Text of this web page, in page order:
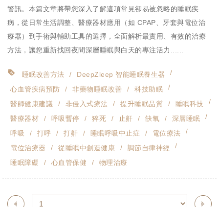
警訊。本篇文章將帶您深入了解這項常見卻易被忽略的睡眠疾
病，從日常生活調整、醫療器材應用（如 CPAP、牙套與電位治
療器）到手術與輔助工具的選擇，全面解析最實用、有效的治療
方法，讓您重新找回夜間深層睡眠與白天的專注活力......
睡眠改善方法
DeepZleep 智能睡眠養生器
心血管疾病預防
非藥物睡眠改善
科技助眠
醫師健康建議
非侵入式療法 提升睡眠品質
睡眠科技
醫療器材
呼吸暫停 猝死 止鼾 缺氧
深層睡眠
呼吸
打呼 打鼾 睡眠呼吸中止症
電位療法
電位治療器
從睡眠中創造健康
調節自律神經
睡眠障礙
心血管保健 物理治療